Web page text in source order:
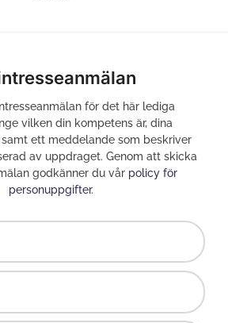
för det här lediga
vilken din kompetens är, dina
ett meddelande som beskriver
av uppdraget. Genom att skicka
godkänner du vår policy för
personuppgifter.